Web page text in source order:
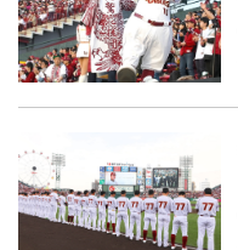
サステナビリティ
採用情報